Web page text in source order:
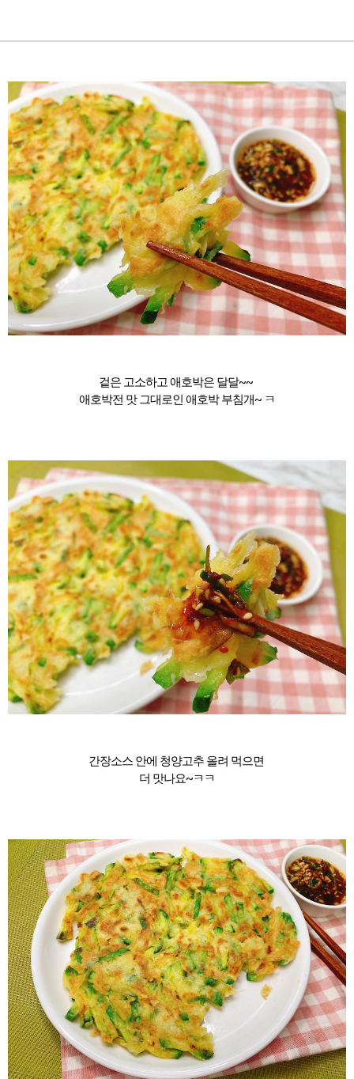
겉은 고소하고 애호박은 달달~~
애호박전 맛 그대로인 애호박 부침개~ ㅋ
간장소스 안에 청양고추 올려 먹으면
더 맛나요~ㅋㅋ